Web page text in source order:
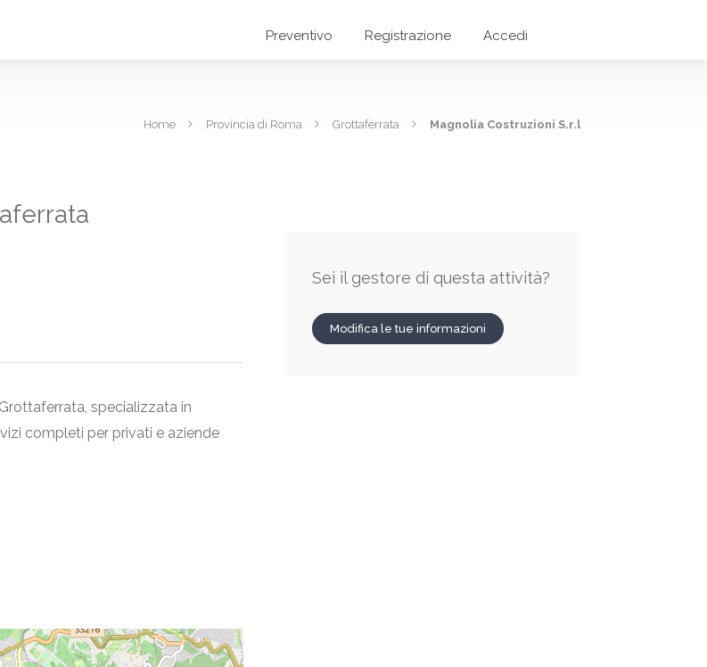
Preventivo Registrazione Accedi
Home Provincia di Roma Grottaferrata Magnolia Costruzioni S.r.l
specializzata in
completi per privati e aziende
Sei il gestore di questa attività?
Modifica le tue informazioni